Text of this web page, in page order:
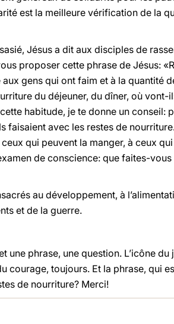
est la meilleure vérification de la
Jésus a dit aux disciples de
proposer cette phrase de Jésus:
gens qui ont faim et à la quantité
du déjeuner, du dîner, où
habitude, je te donne un conseil:
faisaient avec les restes de
qui peuvent la manger, à ceux
de conscience: que faites-
au développement, à
et de la guerre.
une phrase, une question. L’icône
courage, toujours. Et la phrase, qui
de nourriture? Merci!